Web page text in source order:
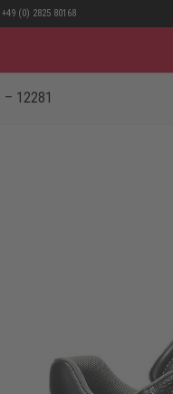
(0) 2825 80168
– 12281